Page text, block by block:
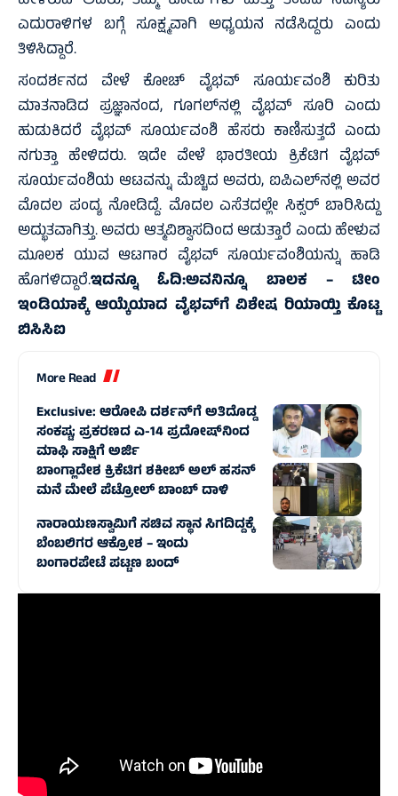
ಎದುರಾಳಿಗಳ ಬಗ್ಗೆ ಸೂಕ್ಷ್ಮವಾಗಿ ಅಧ್ಯಯನ ನಡೆಸಿದ್ದರು ಎಂದು
ತಿಳಿಸಿದ್ದಾರೆ.
ಸಂದರ್ಶನದ ವೇಳೆ ಕೋಚ್ ವೈಭವ್ ಸೂರ್ಯವಂಶಿ ಕುರಿತು
ಮಾತನಾಡಿದ ಪ್ರಜ್ಞಾನಂದ, ಗೂಗಲ್‌ನಲ್ಲಿ ವೈಭವ್ ಸೂರಿ ಎಂದು
ಹುಡುಕಿದರೆ ವೈಭವ್ ಸೂರ್ಯವಂಶಿ ಹೆಸರು ಕಾಣಿಸುತ್ತದೆ ಎಂದು
ನಗುತ್ತಾ ಹೇಳಿದರು. ಇದೇ ವೇಳೆ ಭಾರತೀಯ ಕ್ರಿಕೆಟಿಗ ವೈಭವ್
ಸೂರ್ಯವಂಶಿಯ ಆಟವನ್ನು ಮೆಚ್ಚಿದ ಅವರು, ಐಪಿಎಲ್‌ನಲ್ಲಿ ಅವರ
ಮೊದಲ ಪಂದ್ಯ ನೋಡಿದ್ದೆ. ಮೊದಲ ಎಸೆತದಲ್ಲೇ ಸಿಕ್ಸರ್ ಬಾರಿಸಿದ್ದು
ಅದ್ಭುತವಾಗಿತ್ತು. ಅವರು ಆತ್ಮವಿಶ್ವಾಸದಿಂದ ಆಡುತ್ತಾರೆ ಎಂದು ಹೇಳುವ
ಮೂಲಕ ಯುವ ಆಟಗಾರ ವೈಭವ್‌ ಸೂರ್ಯವಂಶಿಯನ್ನು ಹಾಡಿ
ಹೊಗಳಿದ್ದಾರೆ.ಇದನ್ನೂ ಓದಿ:ಅವನಿನ್ನೂ ಬಾಲಕ – ಟೀಂ
ಇಂಡಿಯಾಕ್ಕೆ ಆಯ್ಕೆಯಾದ ವೈಭವ್‌ಗೆ ವಿಶೇಷ ರಿಯಾಯ್ತಿ ಕೊಟ್ಟ
ಬಿಸಿಸಿಐ
More Read
Exclusive: ಆರೋಪಿ ದರ್ಶನ್‌ಗೆ ಅತಿದೊಡ್ಡ
ಸಂಕಷ್ಟ; ಪ್ರಕರಣದ ಎ-14 ಪ್ರದೋಷ್‌ನಿಂದ
ಮಾಫಿ ಸಾಕ್ಷಿಗೆ ಅರ್ಜಿ
ಬಾಂಗ್ಲಾದೇಶ ಕ್ರಿಕೆಟಿಗ ಶಕೀಬ್‌ ಅಲ್‌ ಹಸನ್‌
ಮನೆ ಮೇಲೆ ಪೆಟ್ರೋಲ್‌ ಬಾಂಬ್‌ ದಾಳಿ
ನಾರಾಯಣಸ್ವಾಮಿಗೆ ಸಚಿವ ಸ್ಥಾನ ಸಿಗದಿದ್ದಕ್ಕೆ
ಬೆಂಬಲಿಗರ ಆಕ್ರೋಶ – ಇಂದು
ಬಂಗಾರಪೇಟೆ ಪಟ್ಟಣ ಬಂದ್‌